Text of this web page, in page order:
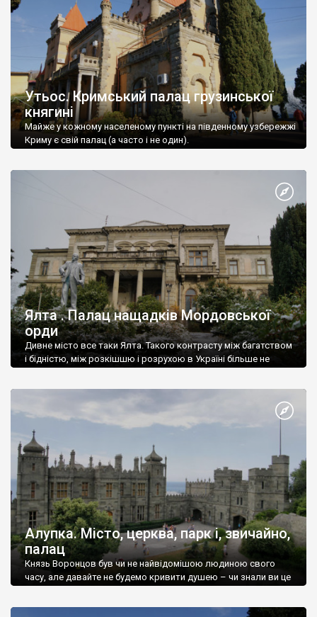
Утьос. Кримський палац грузинської
княгині
Майже у кожному населеному пункті на південному узбережжі
Криму є свій палац (а часто і не один).
Ялта . Палац нащадків Мордовської
орди
Дивне місто все таки Ялта. Такого контрасту між багатством
і бідністю, між розкішшю і розрухою в Україні більше не
Алупка. Місто, церква, парк і, звичайно,
палац
Князь Воронцов був чи не найвідомішою людиною свого
часу, але давайте не будемо кривити душею – чи знали ви це